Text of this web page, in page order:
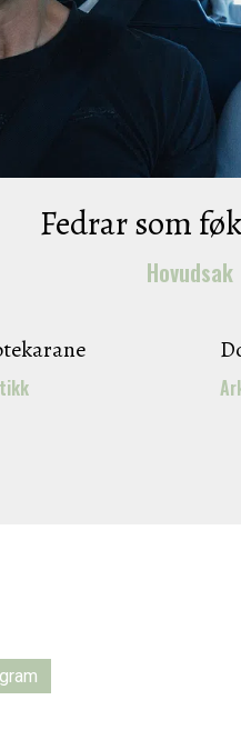
Fedrar som
Hovudsak